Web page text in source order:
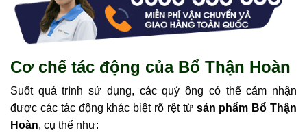
Cơ chế tác động của Bổ Thận Hoàn
Suốt quá trình sử dụng, các quý ông có thể cảm nhận
được các tác động khác biệt rõ rệt từ sản phẩm Bổ Thận
Hoàn, cụ thể như: